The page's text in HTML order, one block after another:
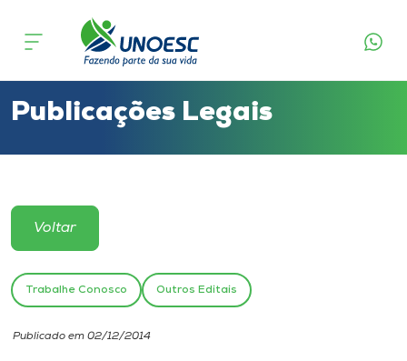
Cursos
Atendimento ao Estudante
Portal de Ensino
Unoesc
Publicações Legais
Voltar
Trabalhe Conosco Outros Editais
Publicado em 02/12/2014